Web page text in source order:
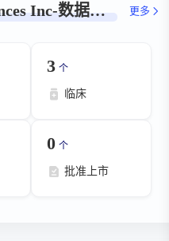
IGM Biosciences Inc-数据概览 更多
3 个
临床
0 个
批准上市